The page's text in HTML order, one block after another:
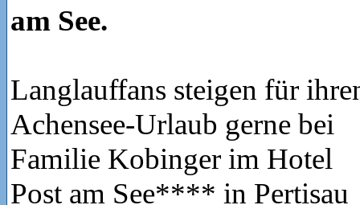
am See.
Langlauffans steigen für
Achensee-Urlaub gerne bei
Familie Kobinger im Hotel
Post am See**** in Pertisau